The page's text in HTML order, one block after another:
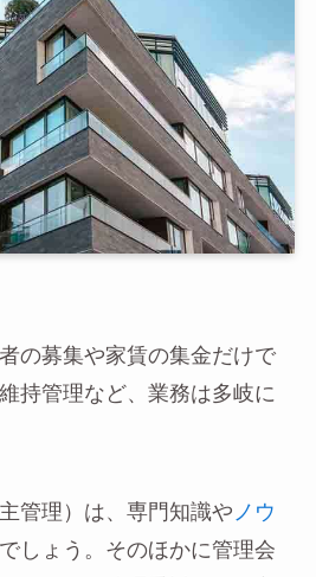
の募集や家賃の集金だけで
持管理など、業務は多岐に
管理）は、専門知識や ノウ
しょう。そのほかに管理会